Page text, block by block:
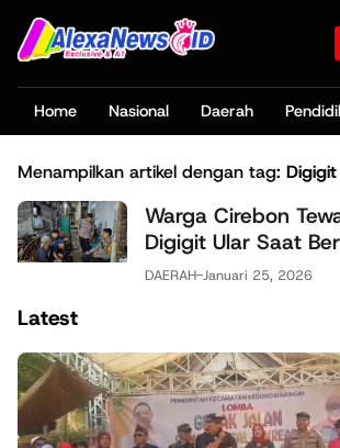
Home Nasional Daerah
Menampilkan artikel dengan tag:
Warga Cirebon
Digigit Ular Saat
DAERAH-Januari 25, 2026
Latest